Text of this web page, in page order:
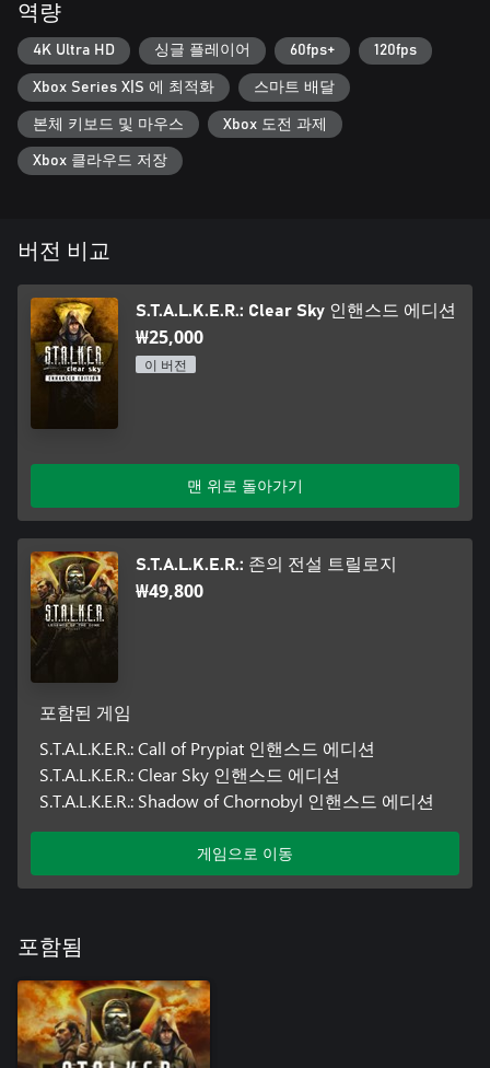
역량
4K Ultra HD 싱글 플레이어 60fps+ 120fps
Xbox Series X|S 에 최적화 스마트 배달
본체 키보드 및 마우스 Xbox 도전 과제
Xbox 클라우드 저장
버전 비교
S.T.A.L.K.E.R.: Clear Sky 인핸스드 에디션
₩25,000
이 버전
맨 위로 돌아가기
S.T.A.L.K.E.R.: 존의 전설 트릴로지
₩49,800
포함된 게임
S.T.A.L.K.E.R.: Call of Prypiat 인핸스드 에디션
S.T.A.L.K.E.R.: Clear Sky 인핸스드 에디션
S.T.A.L.K.E.R.: Shadow of Chornobyl 인핸스드 에디션
게임으로 이동
포함됨